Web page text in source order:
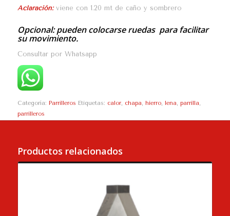
Aclaración:viene con 1.20 mt de caño y sombrero
Opcional:pueden colocarse ruedas para facilitar
su movimiento.
Consultar por Whatsapp
Categoría: Parrilleros Etiquetas: calor, chapa, hierro, lena, parrilla,
parrilleros
Productos relacionados